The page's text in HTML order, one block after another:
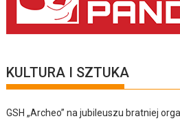
KULTURA I SZTUKA
GSH „Archeo” na jubileuszu bratniej